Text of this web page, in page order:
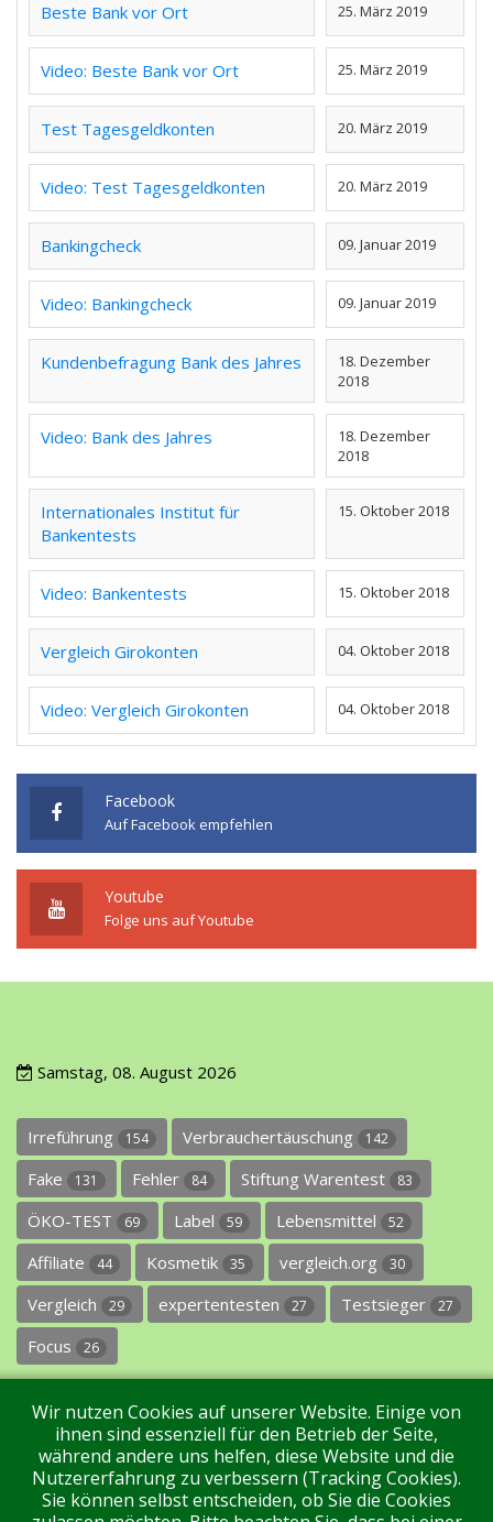
Beste Bank vor Ort 25. März 2019
Video: Beste Bank vor Ort 25. März 2019
Test Tagesgeldkonten 20. März 2019
Video: Test Tagesgeldkonten 20. März 2019
Bankingcheck 09. Januar 2019
Video: Bankingcheck 09. Januar 2019
Kundenbefragung Bank des Jahres
18. Dezember
2018
Video: Bank des Jahres
18. Dezember
2018
Internationales Institut für
Bankentests
15. Oktober 2018
Video: Bankentests 15. Oktober 2018
Vergleich Girokonten 04. Oktober 2018
Video: Vergleich Girokonten 04. Oktober 2018
Facebook
Auf Facebook empfehlen
Youtube
Folge uns auf Youtube
Samstag, 08. August 2026
Irreführung 154 Verbrauchertäuschung 142
Fake 131 Fehler 84 Stiftung Warentest 83
ÖKO-TEST 69 Label 59 Lebensmittel 52
Affiliate 44 Kosmetik 35 vergleich.org 30
Vergleich 29 expertentesten 27 Testsieger 27
Focus 26
Impressum Datenschutz Über uns Kontakt
Wir nutzen Cookies auf unserer Website. Einige von
ihnen sind essenziell für den Betrieb der Seite,
während andere uns helfen, diese Website und die
Nutzererfahrung zu verbessern (Tracking Cookies).
Sie können selbst entscheiden, ob Sie die Cookies